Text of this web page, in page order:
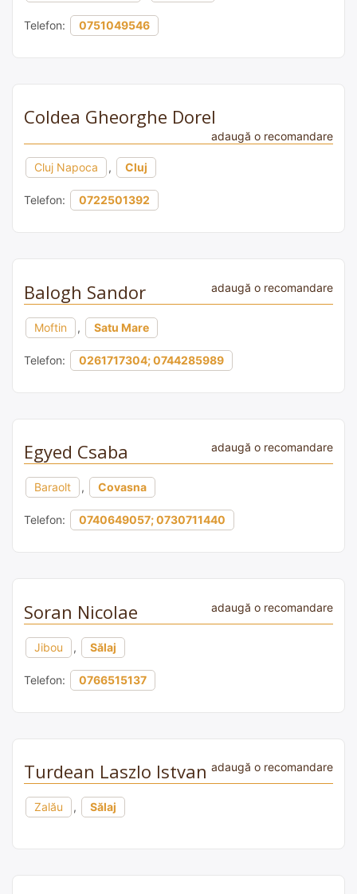
Telefon: 0751049546
Coldea Gheorghe Dorel
adaugă o recomandare
Cluj Napoca , Cluj
Telefon: 0722501392
Balogh Sandor adaugă o recomandare
Moftin , Satu Mare
Telefon: 0261717304; 0744285989
Egyed Csaba adaugă o recomandare
Baraolt , Covasna
Telefon: 0740649057; 0730711440
Soran Nicolae adaugă o recomandare
Jibou , Sălaj
Telefon: 0766515137
Turdean Laszlo Istvan adaugă o recomandare
Zalău , Sălaj